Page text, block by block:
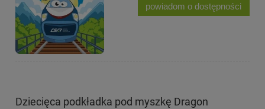
powiadom o dostępności
Dziecięca podkładka pod myszkę Dragon